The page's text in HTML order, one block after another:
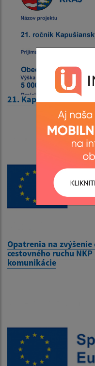
21. Kapušianske
Opatrenia na
cestovného ruchu
komunikácie